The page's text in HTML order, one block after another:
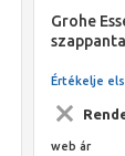
Grohe
Értékelje
web ár